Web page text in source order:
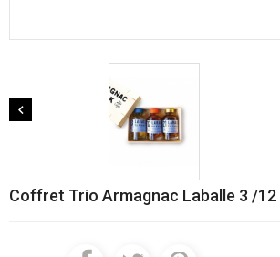

Coffret Trio Armagnac Laballe 3 /12